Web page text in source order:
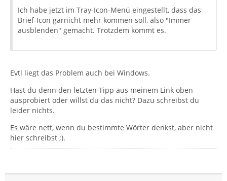
Ich habe jetzt im Tray-Icon-Menü eingestellt, dass das
Brief-Icon garnicht mehr kommen soll, also "Immer
ausblenden" gemacht. Trotzdem kommt es.
Evtl liegt das Problem auch bei Windows.
Hast du denn den letzten Tipp aus meinem Link oben
ausprobiert oder willst du das nicht? Dazu schreibst du
leider nichts.
Es wäre nett, wenn du bestimmte Wörter denkst, aber nicht
hier schreibst ;).